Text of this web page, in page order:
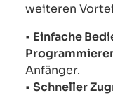
weiteren
• Einfache
Anfänger.
• Schneller